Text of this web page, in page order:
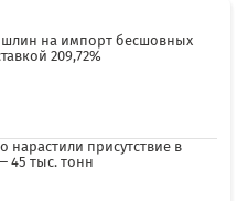
на импорт бесшовных
209,72%
нарастили присутствие в
45 тыс. тонн